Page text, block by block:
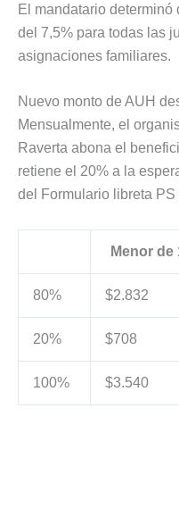
El mandatario
del 7,5% para todas las
asignaciones familiares.
Nuevo monto de AUH
Mensualmente, el
Raverta abona el
retiene el 20% a la
del Formulario libreta PS
Menor de
80% $2.832
20% $708
100% $3.540